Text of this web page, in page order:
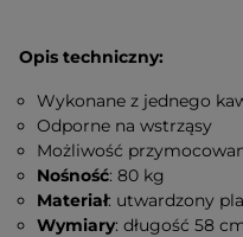
Opis techniczny:
Wykonane z jednego
Odporne na wstrząsy
Możliwość
Nośność: 80 kg
Materiał: utwardzony
Wymiary: długość 58